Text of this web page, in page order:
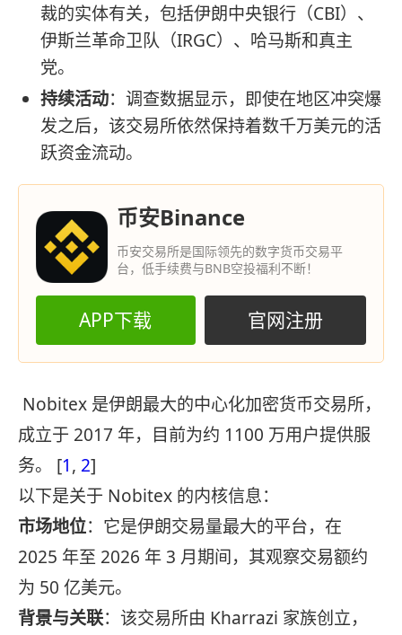
裁的实体有关，包括伊朗中央银行（CBI）、
伊斯兰革命卫队（IRGC）、哈马斯和真主
党。
持续活动：调查数据显示，即使在地区冲突爆
发之后，该交易所依然保持着数千万美元的活
跃资金流动。
币安Binance
币安交易所是国际领先的数字货币交易平
台，低手续费与BNB空投福利不断！
APP下载 官网注册
Nobitex 是伊朗最大的中心化加密货币交易所，
成立于 2017 年，目前为约 1100 万用户提供服
务。 [1, 2]
以下是关于 Nobitex 的内核信息：
市场地位：它是伊朗交易量最大的平台，在
2025 年至 2026 年 3 月期间，其观察交易额约
为 50 亿美元。
背景与关联：该交易所由 Kharrazi 家族创立，